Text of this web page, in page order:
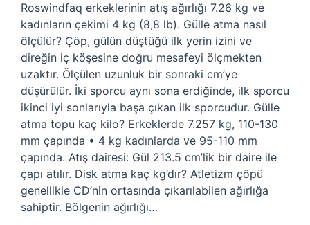
Roswindfaq erkeklerinin atış ağırlığı 7.26 kg ve
kadınların çekimi 4 kg (8,8 lb). Gülle atma nasıl
ölçülür? Çöp, gülün düştüğü ilk yerin izini ve
direğin iç köşesine doğru mesafeyi ölçmekten
uzaktır. Ölçülen uzunluk bir sonraki cm’ye
düşürülür. İki sporcu aynı sona erdiğinde, ilk sporcu
ikinci iyi sonlarıyla başa çıkan ilk sporcudur. Gülle
atma topu kaç kilo? Erkeklerde 7.257 kg, 110-130
mm çapında • 4 kg kadınlarda ve 95-110 mm
çapında. Atış dairesi: Gül 213.5 cm’lik bir daire ile
çapı atılır. Disk atma kaç kg’dır? Atletizm çöpü
genellikle CD’nin ortasında çıkarılabilen ağırlığa
sahiptir. Bölgenin ağırlığı…